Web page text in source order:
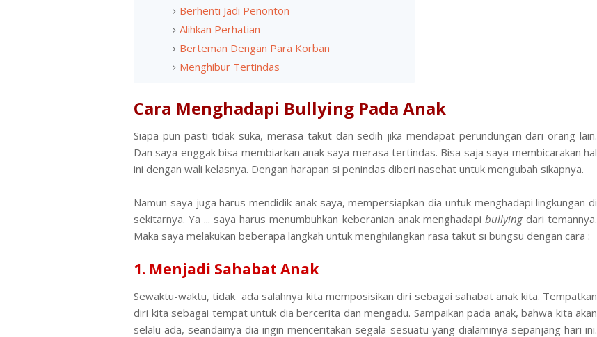
Berhenti Jadi Penonton
Alihkan Perhatian
Berteman Dengan Para Korban
Menghibur Tertindas
Cara Menghadapi Bullying Pada Anak
Siapa pun pasti tidak suka, merasa takut dan sedih jika mendapat perundungan dari orang lain.
Dan saya enggak bisa membiarkan anak saya merasa tertindas. Bisa saja saya membicarakan hal
ini dengan wali kelasnya. Dengan harapan si penindas diberi nasehat untuk mengubah sikapnya.
Namun saya juga harus mendidik anak saya, mempersiapkan dia untuk menghadapi lingkungan di
sekitarnya. Ya ... saya harus menumbuhkan keberanian anak menghadapi bullyingdari temannya.
Maka saya melakukan beberapa langkah untuk menghilangkan rasa takut si bungsu dengan cara :
1. Menjadi Sahabat Anak
Sewaktu-waktu, tidak ada salahnya kita memposisikan diri sebagai sahabat anak kita. Tempatkan
diri kita sebagai tempat untuk dia bercerita dan mengadu. Sampaikan pada anak, bahwa kita akan
selalu ada, seandainya dia ingin menceritakan segala sesuatu yang dialaminya sepanjang hari ini.